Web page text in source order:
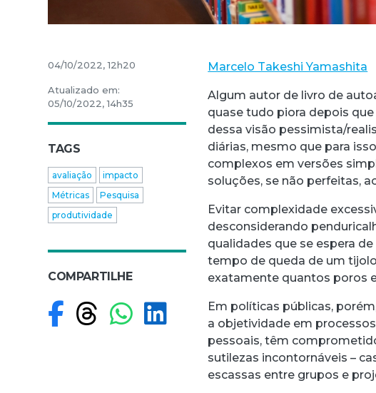
Marcelo Takeshi Yamashita
Algum autor de livro de
quase tudo piora depois
dessa visão pessimista/
diárias, mesmo que para
complexos em versões
soluções, se não perfeitas,
Evitar complexidade
desconsiderando
qualidades que se espera
tempo de queda de um
exatamente quantos poros
Em políticas públicas,
a objetividade em
pessoais, têm
sutilezas incontornáveis –
escassas entre grupos e
04/10/2022, 12h20
Atualizado em:
05/10/2022, 14h35
TAGS
avaliação
impacto
Métricas
Pesquisa
produtividade
COMPARTILHE
Compartilhar no
Compartilhar no
Compartilhar no
Compartilhar